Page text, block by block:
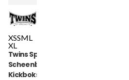
XSSML
XL
Twins Special
Scheenbeschermers
Kickboksen (SGL 7